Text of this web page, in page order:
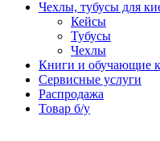
Чехлы, тубусы для
Кейсы
Тубусы
Чехлы
Книги и обучающие
Сервисные услуги
Распродажа
Товар б/у